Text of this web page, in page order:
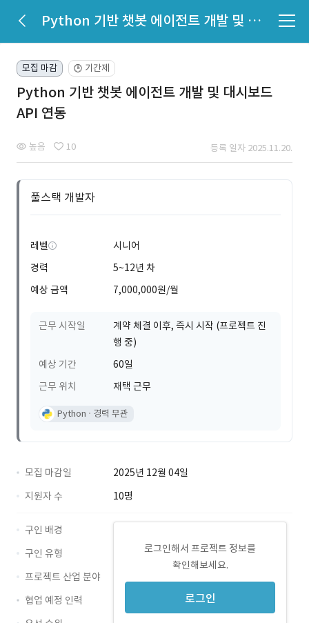
Python 기반 챗봇 에이전트 개발 및 대시보드 API 연동
모집 마감 🕒 기간제
Python 기반 챗봇 에이전트 개발 및 대시보드
API 연동
높음 10 등록 일자 2025.11.20.
풀스택 개발자
레벨
시니어
경력
5~12년 차
예상 금액
7,000,000원/월
근무 시작일
계약 체결 이후, 즉시 시작 (프로젝트 진
행 중)
예상 기간
60일
근무 위치
재택 근무
Python 경력 무관
모집 마감일
2025년 12월 04일
지원자 수
10명
로그인해서 프로젝트 정보를
확인해보세요.
로그인
구인 배경
구인 유형
프로젝트 산업 분야
협업 예정 인력